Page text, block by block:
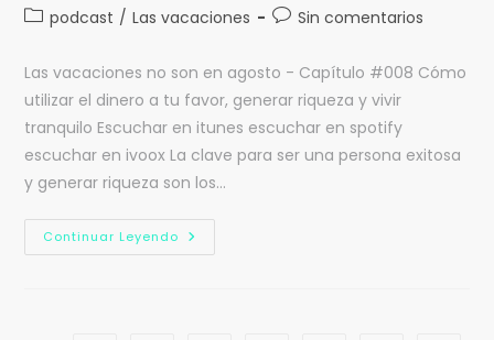
podcast / Las vacaciones Sin comentarios
Las vacaciones no son en agosto - Capítulo #008 Cómo
utilizar el dinero a tu favor, generar riqueza y vivir
tranquilo Escuchar en itunes escuchar en spotify
escuchar en ivoox La clave para ser una persona exitosa
y generar riqueza son los…
Continuar Leyendo